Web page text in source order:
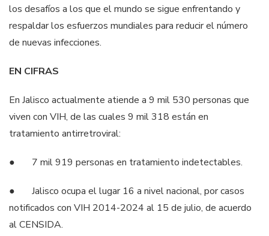
los desafíos a los que el mundo se sigue enfrentando y
respaldar los esfuerzos mundiales para reducir el número
de nuevas infecciones.
EN CIFRAS
En Jalisco actualmente atiende a 9 mil 530 personas que
viven con VIH, de las cuales 9 mil 318 están en
tratamiento antirretroviral:
● 7 mil 919 personas en tratamiento indetectables.
● Jalisco ocupa el lugar 16 a nivel nacional, por casos
notificados con VIH 2014-2024 al 15 de julio, de acuerdo
al CENSIDA.